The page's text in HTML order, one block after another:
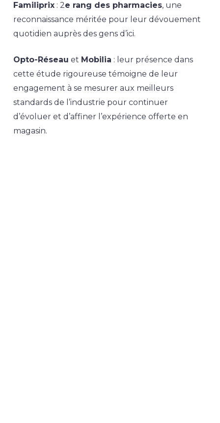
Familiprix: 2e rang des pharmacies, une
reconnaissance méritée pour leur dévouement
quotidien auprès des gens d’ici.
Opto-Réseau et Mobilia : leur présence dans
cette étude rigoureuse témoigne de leur
engagement à se mesurer aux meilleurs
standards de l’industrie pour continuer
d’évoluer et d’affiner l’expérience offerte en
magasin.